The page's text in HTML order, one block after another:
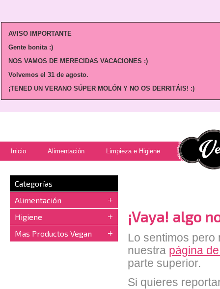
AVISO IMPORTANTE
Gente bonita :)
NOS VAMOS DE MERECIDAS VACACIONES :)
Volvemos el 31 de agosto.
¡TENED UN VERANO SÚPER MOLÓN Y NO OS DERRITÁIS! :)
Inicio Alimentación Limpieza e Higiene
Categorías
Alimentación
Higiene
Mas Productos Vegan
¡Vaya! algo
Lo sentimos pero
nuestra página
parte superior.
Si quieres